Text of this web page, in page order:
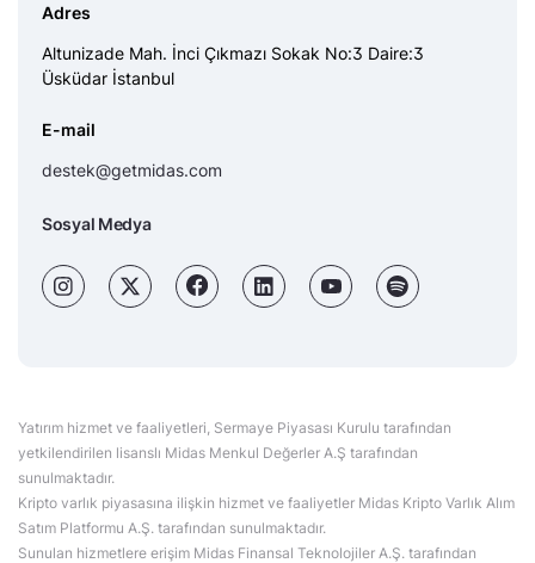
Adres
Altunizade Mah. İnci Çıkmazı Sokak No:3 Daire:3
Üsküdar İstanbul
E-mail
destek@getmidas.com
Sosyal Medya
Yatırım hizmet ve faaliyetleri, Sermaye Piyasası Kurulu tarafından
yetkilendirilen lisanslı Midas Menkul Değerler A.Ş tarafından
sunulmaktadır.
Kripto varlık piyasasına ilişkin hizmet ve faaliyetler Midas Kripto Varlık Alım
Satım Platformu A.Ş. tarafından sunulmaktadır.
Sunulan hizmetlere erişim Midas Finansal Teknolojiler A.Ş. tarafından